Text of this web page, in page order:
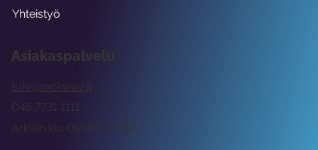
Asiakaspalvelu
tuki@rockway.fi
Arkisin klo 09:00 -15:00
045 7731 1111
Yhteistyö